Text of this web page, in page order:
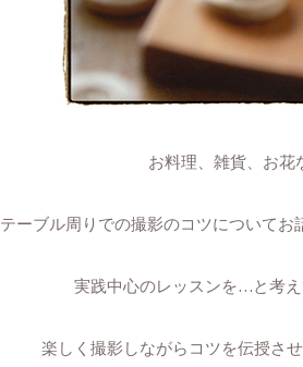
お料理、雑貨、お
テーブル周りでの撮影のコツについてお
実践中心のレッスンを…と考
楽しく撮影しながらコツを伝授させ